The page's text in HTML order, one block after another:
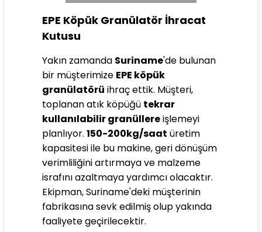
EPE Köpük Granülatör İhracat
Kutusu
Yakın zamanda Suriname'de bulunan
bir müşterimize EPE köpük
granülatörü ihraç ettik. Müşteri,
toplanan atık köpüğü tekrar
kullanılabilir granüllereişlemeyi
planlıyor. 150-200kg/saat üretim
kapasitesi ile bu makine, geri dönüşüm
verimliliğini artırmaya ve malzeme
israfını azaltmaya yardımcı olacaktır.
Ekipman, Suriname'deki müşterinin
fabrikasına sevk edilmiş olup yakında
faaliyete geçirilecektir.